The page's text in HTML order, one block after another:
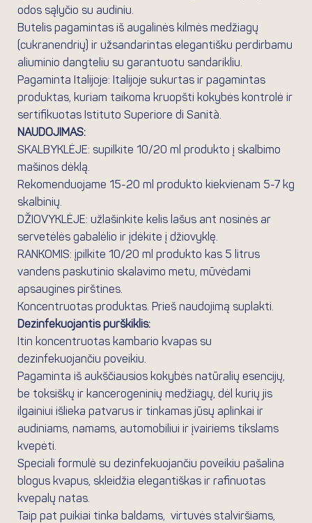
odos sąlyčio su audiniu.
Butelis pagamintas iš augalinės kilmės medžiagų
(cukranendrių) ir užsandarintas elegantišku perdirbamu
aliuminio dangteliu su garantuotu sandarikliu.
Pagaminta Italijoje: Italijoje sukurtas ir pagamintas
produktas, kuriam taikoma kruopšti kokybės kontrolė ir
sertifikuotas Istituto Superiore di Sanità.
NAUDOJIMAS:
SKALBYKLĖJE: supilkite 10/20 ml produkto į skalbimo
mašinos dėklą.
Rekomenduojame 15-20 ml produkto kiekvienam 5-7 kg
skalbinių.
DŽIOVYKLĖJE: užlašinkite kelis lašus ant nosinės ar
servetėlės ​​gabalėlio ir įdėkite į džiovyklę.
RANKOMIS: įpilkite 10/20 ml produkto kas 5 litrus
vandens paskutinio skalavimo metu, mūvėdami
apsaugines pirštines.
Koncentruotas produktas. Prieš naudojimą suplakti.
Dezinfekuojantis purškiklis:
Itin koncentruotas kambario kvapas su
dezinfekuojančiu poveikiu.
Pagaminta iš aukščiausios kokybės natūralių esencijų,
be toksiškų ir kancerogeninių medžiagų, dėl kurių jis
ilgainiui išlieka patvarus ir tinkamas jūsų aplinkai ir
audiniams, namams, automobiliui ir įvairiems tikslams
kvepėti.
Speciali formulė su dezinfekuojančiu poveikiu pašalina
blogus kvapus, skleidžia elegantiškas ir rafinuotas
kvepalų natas.
Taip pat puikiai tinka baldams, virtuvės stalviršiams,